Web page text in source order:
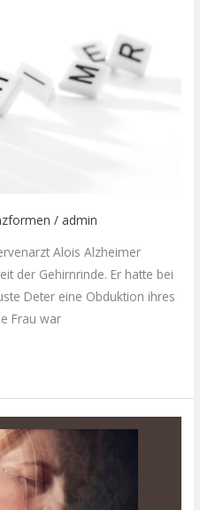
/ admin
Alois Alzheimer
der Gehirnrinde. Er hatte bei
Deter eine Obduktion ihres
Frau war